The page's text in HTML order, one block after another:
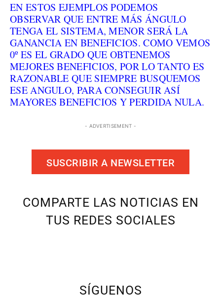
EN ESTOS EJEMPLOS PODEMOS
OBSERVAR QUE ENTRE MÁS ÁNGULO
TENGA EL SISTEMA, MENOR SERÁ LA
GANANCIA EN BENEFICIOS. COMO VEMOS
0º ES EL GRADO QUE OBTENEMOS
MEJORES BENEFICIOS, POR LO TANTO ES
RAZONABLE QUE SIEMPRE BUSQUEMOS
ESE ANGULO, PARA CONSEGUIR ASÍ
MAYORES BENEFICIOS Y PERDIDA NULA.
- ADVERTISEMENT -
SUSCRIBIR A NEWSLETTER
COMPARTE LAS NOTICIAS EN
TUS REDES SOCIALES
SÍGUENOS